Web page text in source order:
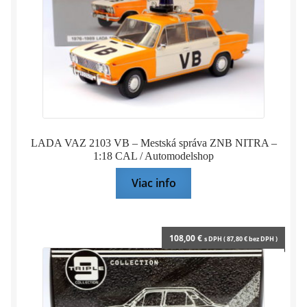
H.MIKKOLA
J.PORTER
LADA VAZ 2103 VB – Mestská správa ZNB NITRA –
1:18 CAL / Automodelshop
Viac info
108,00€ s DPH (87,80€bez DPH )